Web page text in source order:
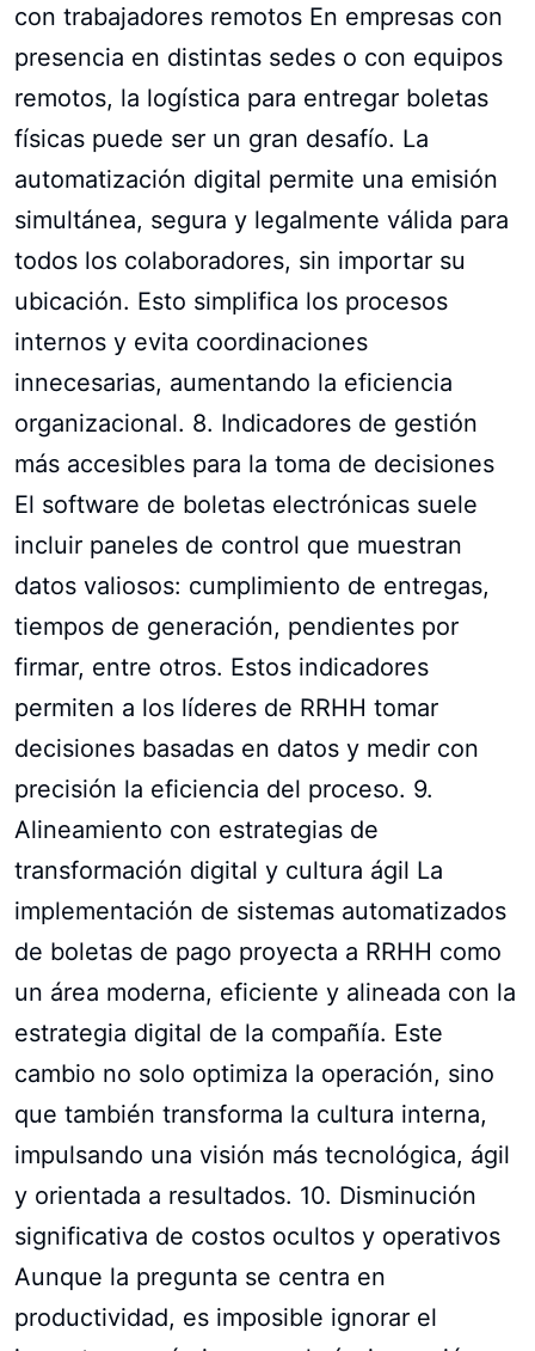
con trabajadores remotos En empresas con
presencia en distintas sedes o con equipos
remotos, la logística para entregar boletas
físicas puede ser un gran desafío. La
automatización digital permite una emisión
simultánea, segura y legalmente válida para
todos los colaboradores, sin importar su
ubicación. Esto simplifica los procesos
internos y evita coordinaciones
innecesarias, aumentando la eficiencia
organizacional. 8. Indicadores de gestión
más accesibles para la toma de decisiones
El software de boletas electrónicas suele
incluir paneles de control que muestran
datos valiosos: cumplimiento de entregas,
tiempos de generación, pendientes por
firmar, entre otros. Estos indicadores
permiten a los líderes de RRHH tomar
decisiones basadas en datos y medir con
precisión la eficiencia del proceso. 9.
Alineamiento con estrategias de
transformación digital y cultura ágil La
implementación de sistemas automatizados
de boletas de pago proyecta a RRHH como
un área moderna, eficiente y alineada con la
estrategia digital de la compañía. Este
cambio no solo optimiza la operación, sino
que también transforma la cultura interna,
impulsando una visión más tecnológica, ágil
y orientada a resultados. 10. Disminución
significativa de costos ocultos y operativos
Aunque la pregunta se centra en
productividad, es imposible ignorar el